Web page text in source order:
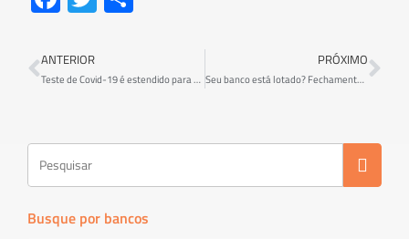
ce
b
o
wi
er e
ANTERIOR
Teste de Covid-19 é estendido para dependentes de funcionários do Bradesco de todo o país
PRÓXIMO
Seu banco está lotado? Fechamento de agências, corte de funcionários e a pandemia são as causas
Busque por bancos